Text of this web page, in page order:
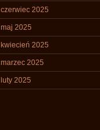
czerwiec 2025
maj 2025
kwiecień 2025
marzec 2025
luty 2025